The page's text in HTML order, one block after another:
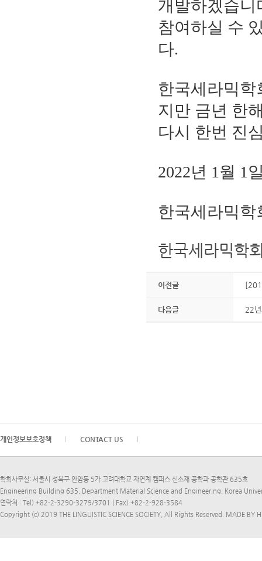
개발하겠습니
참여하실 수
다.
한국세라믹학
지만 금년 한
다시 한번 진
2022년 1월 1
한국세라믹
한국세라믹학
이전글
다음글 22
개인정보보호정책 CONTACT US
학회사무실: 서울시 성북구 안암동 5가 고려대학교 자연계 캠퍼스 신소재 공학과 공학관 635호
Engineering Building 635, Department Material Science and Engineering, Korea
연락처 : Tel) +82-2-3290-3279/3701 | Fax) +82-2-928-3584
Copyright (c) 2019 THE LINGUISTIC SCIENCE SOCIETY, All Rights Reserved. MADE BY